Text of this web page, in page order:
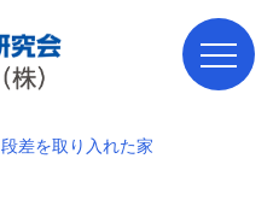
段差を取り入れた家